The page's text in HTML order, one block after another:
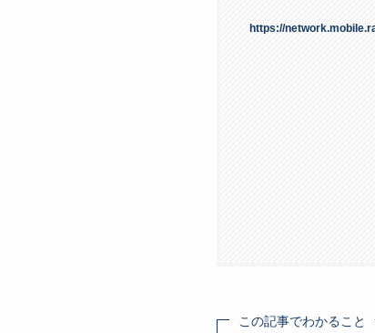
https://
この記事でわかること